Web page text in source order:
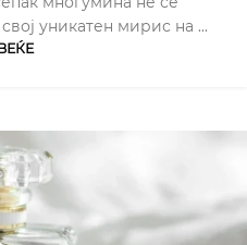
уникатен мирис на ...